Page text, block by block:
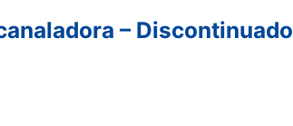
– Discontinuado